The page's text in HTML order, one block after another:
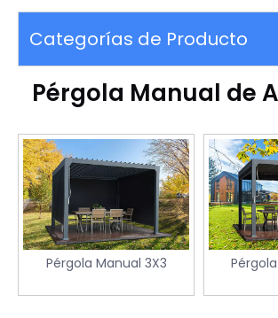
Categorías de Producto
Pérgola Manual de
Pérgola Manual 3X3